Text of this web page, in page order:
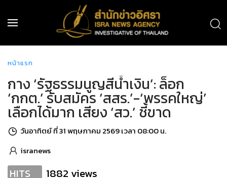
หน้าแรก
กาง ‘รัฐธรรมนูญสีน้ำเงิน’: ล็อก
‘กกต.’ รับสมัคร ‘สสร.’-‘พรรคใหญ่’
เลือกได้มาก เสียง ‘สว.’ ชี้ขาด
วันอาทิตย์ ที่ 31 พฤษภาคม 2569 เวลา 08:00 น.
isranews
HITS 1882 views